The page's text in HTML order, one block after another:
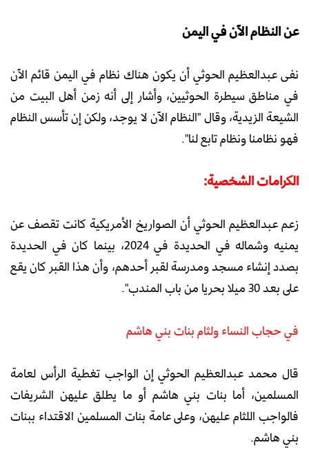
عن النظام الآن في اليمن
نفى عبدالعظيم الحوثي أن يكون هناك نظام في اليمن قائم الآن
في مناطق سيطرة الحوثيين، وأشار إلى أنه زمن أهل البيت من
الشيعة الزيدية، وقال "النظام الآن لا يوجد، ولكن إن تأسس النظام
فهو نظامنا ونظام تابع لنا".
الكرامات الشخصية:
زعم عبدالعظيم الحوثي أن الصواريخ الأمريكية كانت تقصف عن
يمنيه وشماله في الحديدة في 2024، بينما كان في الحديدة
بصدد إنشاء مسجد ومدرسة لقبر أحدهم، وأن هذا القبر كان يقع
على بعد 30 ميلا بحريا من باب المندب".
في حجاب النساء ولثام بنات بني هاشم
قال محمد عبدالعظيم الحوثي إن الواجب تغطية الرأس لعامة
المسلمين، أما بنات بني هاشم أو ما يطلق عليهن الشريفات
فالواجب اللثام عليهن، وعلى عامة بنات المسلمين الاقتداء ببنات
بني هاشم.